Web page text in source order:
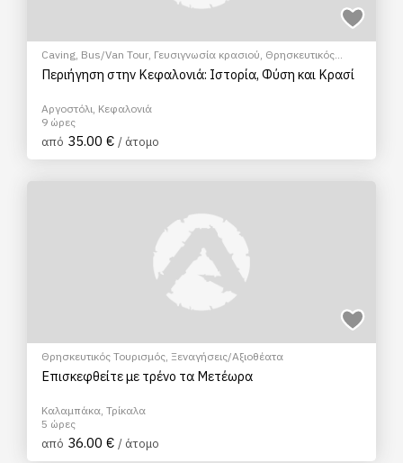
Caving, Bus/Van Tour, Γευσιγνωσία κρασιού, Θρησκευτικός
Τουρισμός
Ξεναγήσεις/Αξιοθέατα
Περιήγηση στην Κεφαλονιά: Ιστορία, Φύση και Κρασί
Αργοστόλι, Κεφαλονιά
9 ώρες
από 35.00 € / άτομο
Θρησκευτικός Τουρισμός, Ξεναγήσεις/Αξιοθέατα
Επισκεφθείτε με τρένο τα Μετέωρα
Καλαμπάκα, Τρίκαλα
5 ώρες
από 36.00 € / άτομο